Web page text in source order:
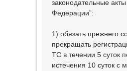
законодательные
Федерации”:
1) обязать прежнего
прекращать
ТС в течении 5 суток
истечения 10 суток с